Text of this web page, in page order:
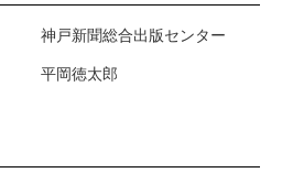
神戸新聞総合出版センター
平岡徳太郎